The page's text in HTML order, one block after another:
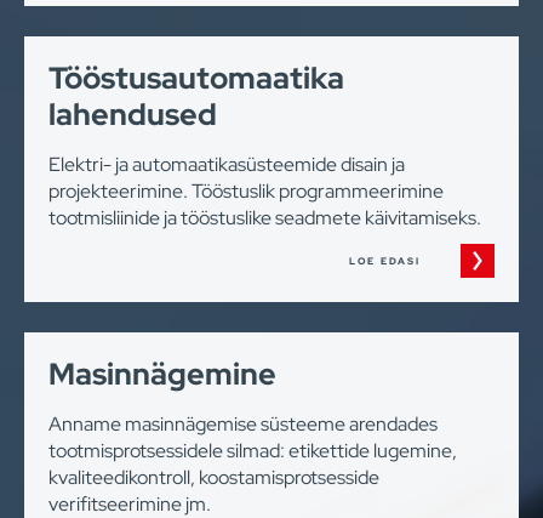
Tööstusautomaatika
lahendused
Elektri- ja automaatikasüsteemide disain ja
projekteerimine. Tööstuslik programmeerimine
tootmisliinide ja tööstuslike seadmete käivitamiseks.
LOE EDASI
Masinnägemine
Anname masinnägemise süsteeme arendades
tootmisprotsessidele silmad: etikettide lugemine,
kvaliteedikontroll, koostamisprotsesside
verifitseerimine jm.